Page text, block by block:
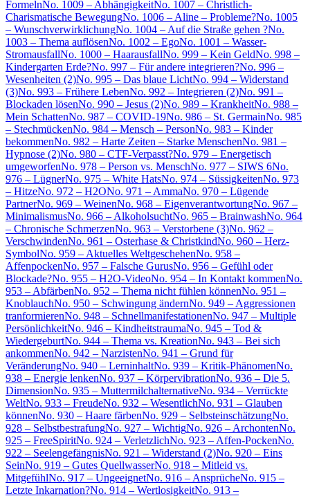
FormelnNo. 1009 – AbhängigkeitNo. 1007 – Christlich-
Charismatische BewegungNo. 1006 – Aline – Probleme?No. 1005
– WunschverwirklichungNo. 1004 – Auf die Straße gehen ?No.
1003 – Thema auflösenNo. 1002 – EgoNo. 1001 – Wasser-
StromausfallNo. 1000 – HaarausfallNo. 999 – Kein GeldNo. 998 –
Kindergarten Erde?No. 997 – Für andere integrieren?No. 996 –
Wesenheiten (2)No. 995 – Das blaue LichtNo. 994 – Widerstand
(3)No. 993 – Frühere LebenNo. 992 – Integrieren (2)No. 991 –
Blockaden lösenNo. 990 – Jesus (2)No. 989 – KrankheitNo. 988 –
Mein SchattenNo. 987 – COVID-19No. 986 – St. GermainNo. 985
– StechmückenNo. 984 – Mensch – PersonNo. 983 – Kinder
bekommenNo. 982 – Harte Zeiten – Starke MenschenNo. 981 –
Hypnose (2)No. 980 – CTF-Verpasst?No. 979 – Energetisch
umgeworfenNo. 978 – Person vs. MenschNo. 977 – SIWS 6No.
976 – LügnerNo. 975 – White HatsNo. 974 – SüssigkeitenNo. 973
– HitzeNo. 972 – H2ONo. 971 – AmmaNo. 970 – Lügende
PartnerNo. 969 – WeinenNo. 968 – EigenverantwortungNo. 967 –
MinimalismusNo. 966 – AlkoholsuchtNo. 965 – BrainwashNo. 964
– Chronische SchmerzenNo. 963 – Verstorbene (3)No. 962 –
VerschwindenNo. 961 – Osterhase & ChristkindNo. 960 – Herz-
SymbolNo. 959 – Aktuelles WeltgeschehenNo. 958 –
AffenpockenNo. 957 – Falsche GurusNo. 956 – Gefühl oder
Blockade?No. 955 – H2O-VideoNo. 954 – In Kontakt kommenNo.
953 – AbfärbenNo. 952 – Thema nicht fühlen könnenNo. 951 –
KnoblauchNo. 950 – Schwingung ändernNo. 949 – Aggressionen
tranformierenNo. 948 – SchnellmanifestationenNo. 947 – Multiple
PersönlichkeitNo. 946 – KindheitstraumaNo. 945 – Tod &
WiedergeburtNo. 944 – Thema vs. KreationNo. 943 – Bei sich
ankommenNo. 942 – NarzistenNo. 941 – Grund für
VeränderungNo. 940 – LerninhaltNo. 939 – Kritik-PhänomenNo.
938 – Energie lenkenNo. 937 – KörpervibrationNo. 936 – Die 5.
DimensionNo. 935 – MuttermilchalternativeNo. 934 – Verrückte
WeltNo. 933 – FreudeNo. 932 – WesentlichNo. 931 – Glauben
könnenNo. 930 – Haare färbenNo. 929 – SelbsteinschätzungNo.
928 – SelbstbestrafungNo. 927 – WichtigNo. 926 – ArchontenNo.
925 – FreeSpiritNo. 924 – VerletzlichNo. 923 – Affen-PockenNo.
922 – SeelengefängnisNo. 921 – Widerstand (2)No. 920 – Eins
SeinNo. 919 – Gutes QuellwasserNo. 918 – Mitleid vs.
MitgefühlNo. 917 – UngeeignetNo. 916 – AnsprücheNo. 915 –
Letzte Inkarnation?No. 914 – WertlosigkeitNo. 913 –